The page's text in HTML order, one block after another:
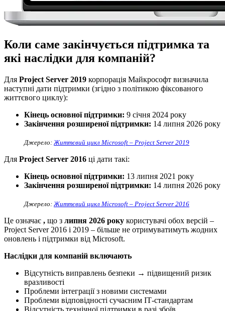
Коли саме закінчується підтримка та
які наслідки для компаній?
Для Project Server 2019 корпорація Майкрософт визначила
наступні дати підтримки (згідно з політикою фіксованого
життєвого циклу):
Кінець основної підтримки: 9 січня 2024 року
Закінчення розширеної підтримки: 14 липня 2026 року
Джерело:Життєвий цикл Microsoft – Project Server 2019
Для Project Server 2016 ці дати такі:
Кінець основної підтримки: 13 липня 2021 року
Закінчення розширеної підтримки: 14 липня 2026 року
Джерело:Життєвий цикл Microsoft – Project Server 2016
Це означає , що з липня 2026 року користувачі обох версій –
Project Server 2016 і 2019 – більше не отримуватимуть жодних
оновлень і підтримки від Microsoft.
Наслідки для компаній включають
Відсутність виправлень безпеки → підвищений ризик
вразливості
Проблеми інтеграції з новими системами
Проблеми відповідності сучасним ІТ-стандартам